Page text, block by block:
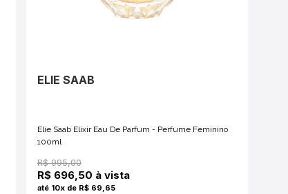
ELIE SAAB
Elie Saab Elixir Eau De Parfum - Perfume Feminino
100ml
R$ 995,00
R$ 696,50 à vista
até 10x de R$ 69,65